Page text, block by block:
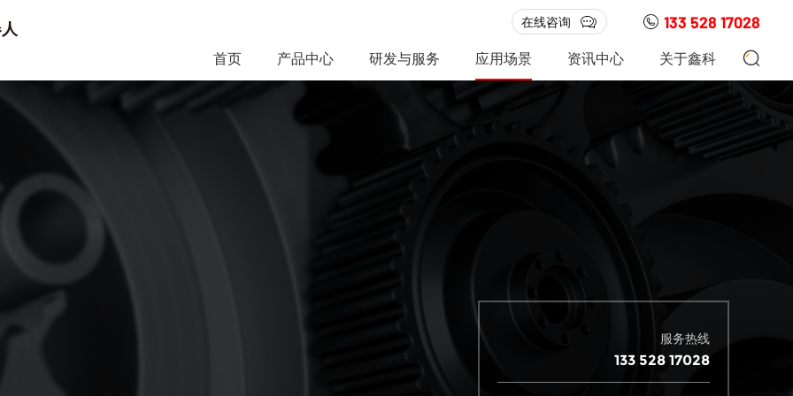
在线咨询 133 528 17028
首页 产品中心 研发与服务 应用场景 资讯中心 关于鑫科
服务热线
133 528 17028